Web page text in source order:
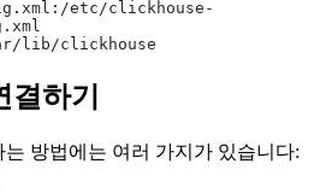
var/lib/clickhouse
결하기
는 방법에는 여러 가지가 있습니다: